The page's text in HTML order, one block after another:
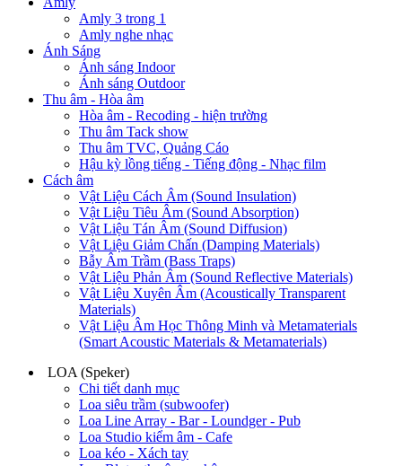
Amly 3 trong 1
Amly nghe nhạc
Ánh Sáng
Ánh sáng Indoor
Ánh sáng Outdoor
Thu âm - Hòa âm
Hòa âm - Recoding - hiện trường
Thu âm Tack show
Thu âm TVC, Quảng Cáo
Hậu kỳ lồng tiếng - Tiếng động - Nhạc film
Cách âm
Vật Liệu Cách Âm (Sound Insulation)
Vật Liệu Tiêu Âm (Sound Absorption)
Vật Liệu Tán Âm (Sound Diffusion)
Vật Liệu Giảm Chấn (Damping Materials)
Bẫy Âm Trầm (Bass Traps)
Vật Liệu Phản Âm (Sound Reflective Materials)
Vật Liệu Xuyên Âm (Acoustically Transparent
Materials)
Vật Liệu Âm Học Thông Minh và Metamaterials
(Smart Acoustic Materials & Metamaterials)
LOA (Speker)
Chi tiết danh mục
Loa siêu trầm (subwoofer)
Loa Line Array - Bar - Loundger - Pub
Loa Studio kiểm âm - Cafe
Loa kéo - Xách tay